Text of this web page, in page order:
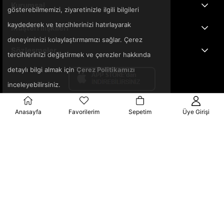
Kurumsal
Müşteri İlişkileri
Sözleşmeler
gösterebilmemizi, ziyaretinizle ilgili bilgileri
kaydederek ve tercihlerinizi hatırlayarak
deneyiminizi kolaylaştırmamızı sağlar. Çerez
tercihlerinizi değiştirmek ve çerezler hakkında
detaylı bilgi almak için Çerez Politikamızı
inceleyebilirsiniz.
Anasayfa Favorilerim Sepetim Üye Girişi